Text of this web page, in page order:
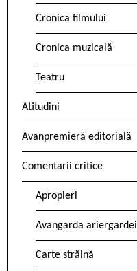
Cronica filmului
Cronica muzicală
Teatru
Atitudini
Avanpremieră editorială
Comentarii critice
Apropieri
Avangarda ariergardei
Carte străină